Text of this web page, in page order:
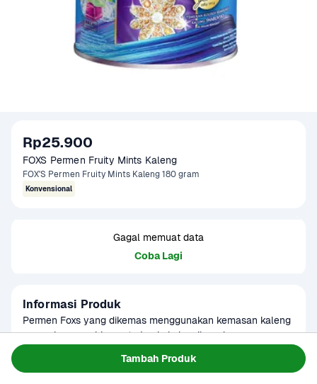
Tambah Produk
Rp25.900
FOXS Permen Fruity Mints Kaleng
FOX'S Permen Fruity Mints Kaleng 180 gram
Konvensional
Gagal memuat data
Coba Lagi
Informasi Produk
Permen Foxs yang dikemas menggunakan kemasan kaleng
yang elegan, sehingga terjamin kebersihan dan rasanya,
Makanan Ringan